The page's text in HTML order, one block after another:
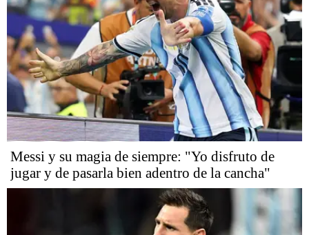
Messi y su magia de siempre: "Yo disfruto de
jugar y de pasarla bien adentro de la cancha"